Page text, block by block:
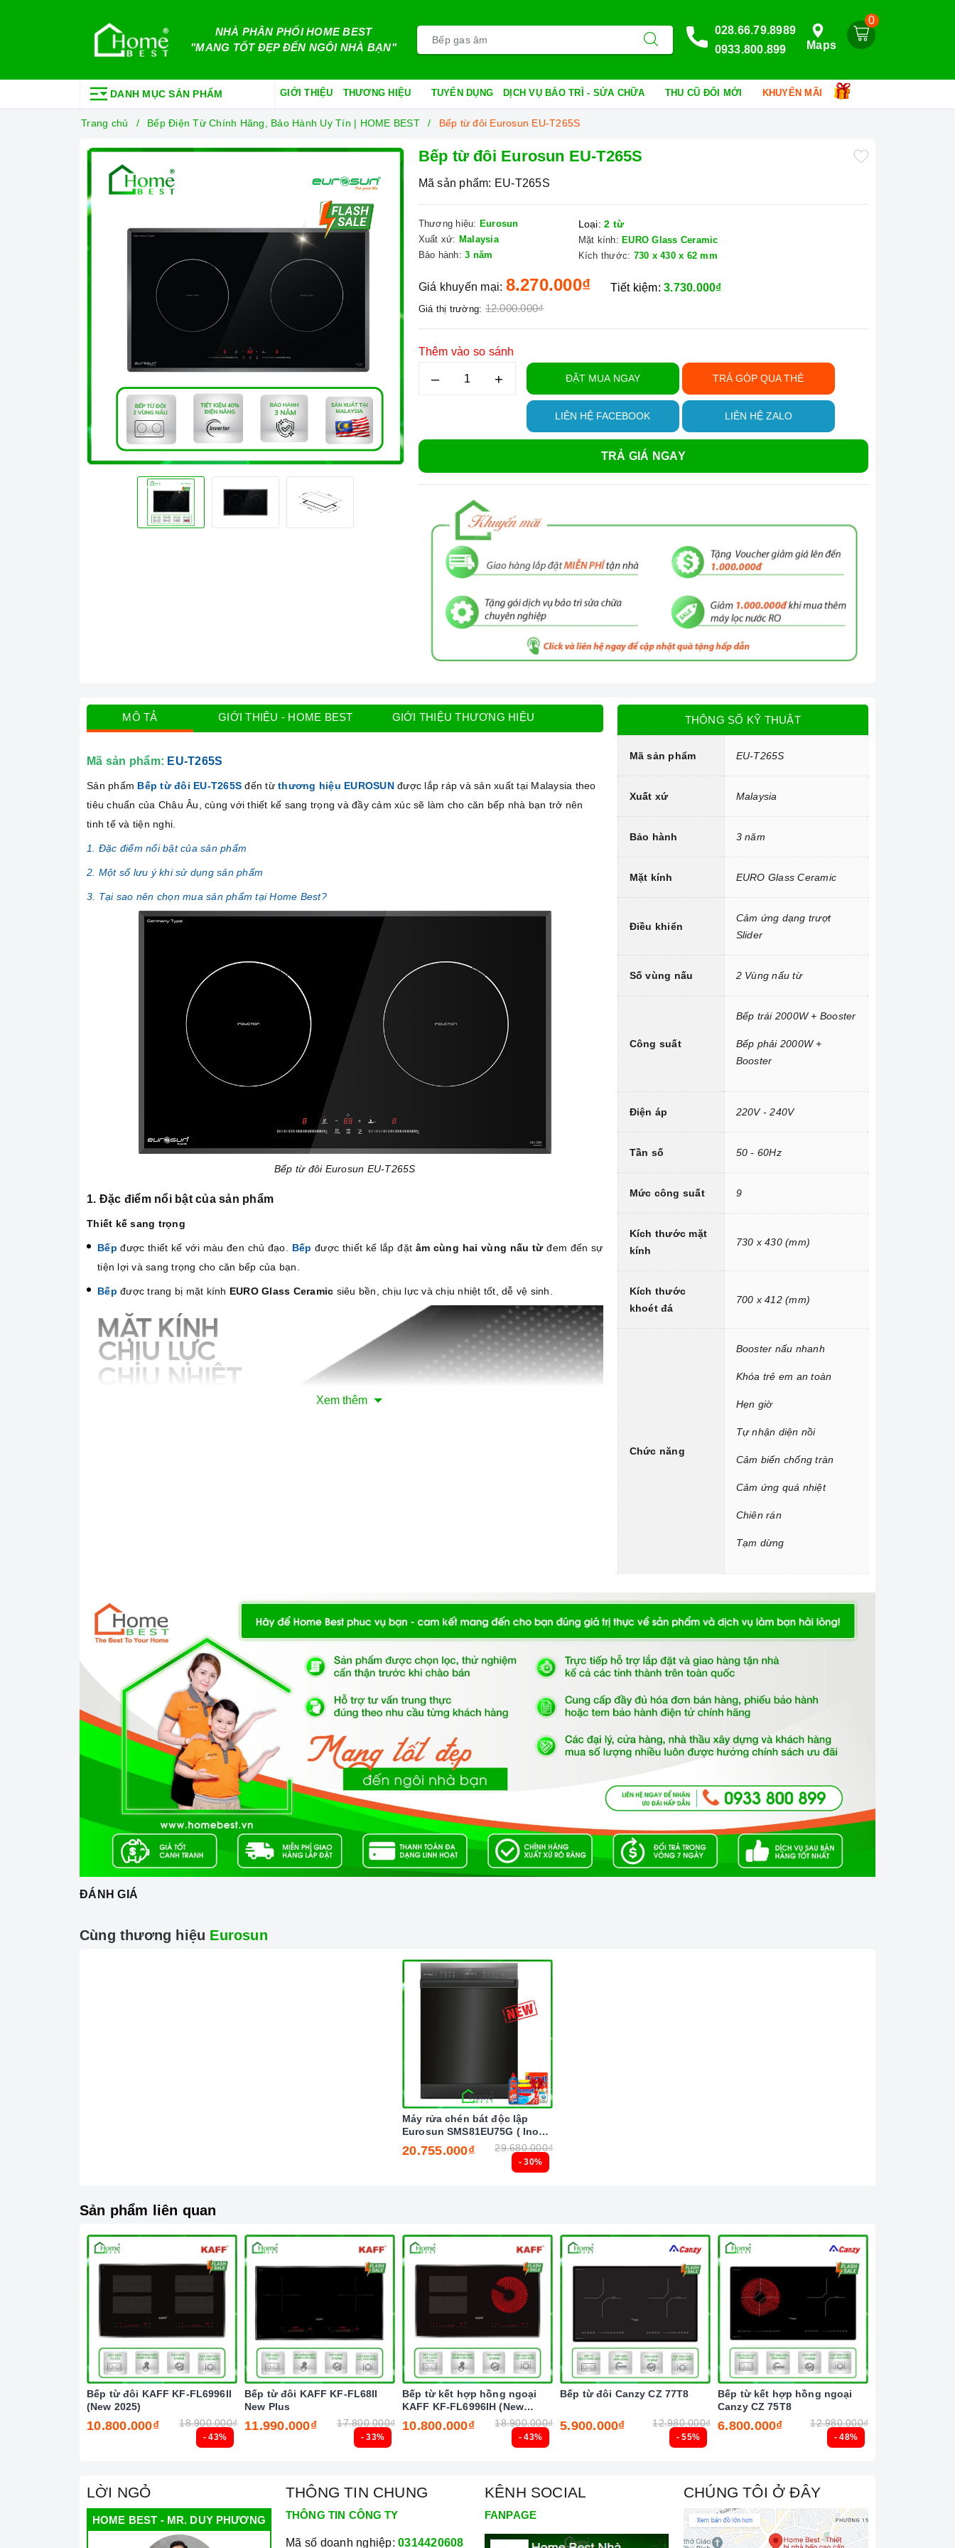
NHÀ PHÂN PHỐI HOME BEST
"MANG TỐT ĐẸP ĐẾN NGÔI NHÀ BẠN"
0
Maps
028.66.79.8989
0933.800.899
DANH MỤC SẢN PHẨM GIỚI THIỆU THƯƠNG HIỆU TUYỂN DỤNG DỊCH VỤ BẢO TRÌ - SỬA CHỮA THU CŨ ĐỔI MỚI KHUYẾN MÃI
Trang chủ Bếp Điện Từ Chính Hãng, Bảo Hành Uy Tín | HOME BEST Bếp từ đôi Eurosun EU-T265S
Bếp từ đôi Eurosun EU-T265S
Mã sản phẩm: EU-T265S
Thương hiệu: Eurosun
Xuất xứ: Malaysia
Bảo hành: 3 năm
Loại: 2 từ
Mặt kính: EURO Glass Ceramic
Kích thước: 730 x 430 x 62 mm
Giá khuyến mại: 8.270.000₫
Giá thị trường: 12.000.000₫
Tiết kiệm:3.730.000₫
Thêm vào so sánh
– + ĐẶT MUA NGAY TRẢ GÓP QUA THẺ
LIÊN HỆ FACEBOOK LIÊN HỆ ZALO
TRẢ GIÁ NGAY
MÔ TẢ GIỚI THIỆU - HOME BEST GIỚI THIỆU THƯƠNG HIỆU
Mã sản phẩm: EU-T265S
Sản phẩm Bếp từ đôi EU-T265S đến từ thương hiệu EUROSUNđược lắp ráp và sản xuất tại Malaysia theo
tiêu chuẩn của Châu Âu, cùng với thiết kế sang trọng và đầy cảm xúc sẽ làm cho căn bếp nhà bạn trở nên
tinh tế và tiện nghi.
1. Đặc điểm nổi bật của sản phẩm
2. Một số lưu ý khi sử dụng sản phẩm
3. Tại sao nên chọn mua sản phẩm tại Home Best?
Bếp từ đôi Eurosun EU-T265S
1. Đặc điểm nổi bật của sản phẩm
Thiết kế sang trọng
Bếp được thiết kế với màu đen chủ đạo. Bếp được thiết kế lắp đặt âm cùng hai vùng nấu từđem đến sự
tiện lợi và sang trọng cho căn bếp của bạn.
Bếp được trang bị mặt kính EURO Glass Ceramic siêu bền, chịu lực và chịu nhiệt tốt, dễ vệ sinh.
Mặt kính Euro Glass Ceramic chịu lực, chịu nhiệt
Công nghệ hiện đại
Sử dụng bản mạch mâm từ theo công nghệ Châu Âu
Công nghệ biến tần INVERTER tiết kiệm 35% điện năng.
Trang bị 9 dải công suất nấu.
gia tăng nhiệt nhanh chóng trên các vùng nấu.
Tránh trường hợp trẻ nghịch ngợm bấm lung tung làm thay đổi chương trình nấu
Người nấu không cần canh thời gian, an toàn trong quá trình nấu mà món ăn
Chức năng Tự nhận diện nồi nấu:
Chức năng Cảm biến chống tràn:Nếu nước hoặc thức ăn bị tràn ra mặt bếp, cảm ứng sẽ phát ra tiếng
bíp và tự động tắt để đảm bảo an toàn cho người dùng và giữ cho
Chức năng Cảm ứng quá nhiệt:Khi nhiệt độ quá cao hơn mức cho phép thì
từ sẽ tự động ngắt và
Chức năng Chiên rán:Bạn chỉ cần đơn giản nhấn nút chức năng này và để bếp
tự điều chỉnh công suất
hoạt động.
Chức năng Tạm dừng:Giúp bạn có thể tạm dừng cài đặt chương trình, nghĩa là các vùng nấu có thể bị
tạm dừng và sau đó khi nhấn lại, nó sẽ tiếp tục quá trình nấu.
Xem thêm
THÔNG SỐ KỸ THUẬT
Mã sản phẩm EU-T265S
Xuất xứ Malaysia
Bảo hành 3 năm
Mặt kính EURO Glass Ceramic
Điều khiển
Cảm ứng dạng trượt
Slider
Số vùng nấu 2 Vùng nấu từ
Công suất
Bếp trái 2000W + Booster
Bếp phải 2000W +
Booster
Điện áp 220V - 240V
Tần số 50 - 60Hz
Mức công suất 9
Kích thước mặt
kính
730 x 430 (mm)
Kích thước
khoét đá
700 x 412 (mm)
Chức năng
Booster nấu nhanh
Khóa trẻ em an toàn
Hẹn giờ
Tự nhận diện nồi
Cảm biến chống tràn
Cảm ứng quá nhiệt
Chiên rán
Tạm dừng
ĐÁNH GIÁ
Cùng thương hiệu Eurosun
- 30%
Máy rửa chén bát độc lập
Eurosun SMS81EU75G ( Inox
BLACK ) Serial 7
20.755.000₫ 29.680.000₫
Sản phẩm liên quan
- 43%
Bếp từ đôi KAFF KF-FL6996II
(New 2025)
10.800.000₫ 18.900.000₫
- 33%
Bếp từ đôi KAFF KF-FL68II
New Plus
11.990.000₫ 17.800.000₫
- 43%
Bếp từ kết hợp hồng ngoại
KAFF KF-FL6996IH (New
2025)
10.800.000₫ 18.900.000₫
- 55%
Bếp từ đôi Canzy CZ 77T8
5.900.000₫ 12.980.000₫
- 48%
Bếp từ kết hợp hồng ngoại
Canzy CZ 75T8
6.800.000₫ 12.980.000₫
LỜI NGỎ
HOME BEST - MR. DUY PHƯƠNG
THÔNG TIN CHUNG
THÔNG TIN CÔNG TY
Mã số doanh nghiệp: 0314420608
KÊNH SOCIAL
FANPAGE
CHÚNG TÔI Ở ĐÂY